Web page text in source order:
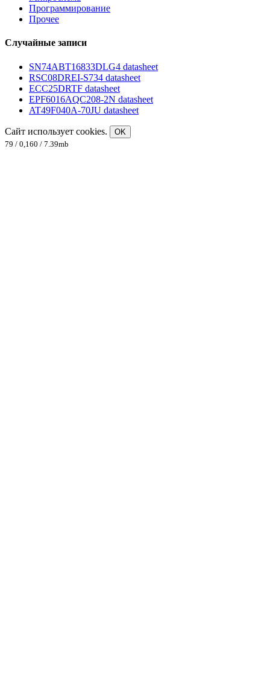
Программирование
Прочее
Случайные записи
SN74ABT16833DLG4 datasheet
RSC08DREI-S734 datasheet
ECC25DRTF datasheet
EPF6016AQC208-2N datasheet
AT49F040A-70JU datasheet
Сайт использует cookies.
OK
79 / 0,160 / 7.39mb